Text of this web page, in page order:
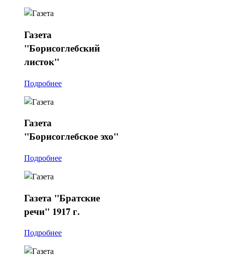
Газета
"Борисоглебский
листок"
Подробнее
Газета
"Борисоглебское эхо"
Подробнее
Газета "Братские
речи" 1917 г.
Подробнее